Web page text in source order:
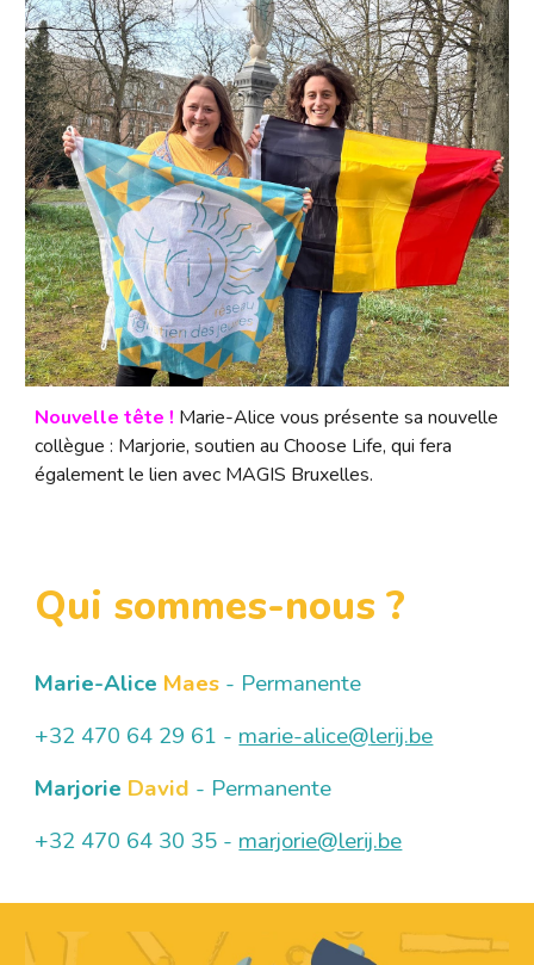
Nouvelle tête ! Marie-Alice vous présente sa nouvelle
collègue : Marjorie, soutien au Choose Life, qui fera
également le lien avec MAGIS Bruxelles.
Qui sommes-nous ?
Marie-Alice Maes - Permanente
+32 470 64 29 61 - marie-alice@lerij.be
Marjorie David - Permanente
+32 470 64 30 35 - marjorie@lerij.be